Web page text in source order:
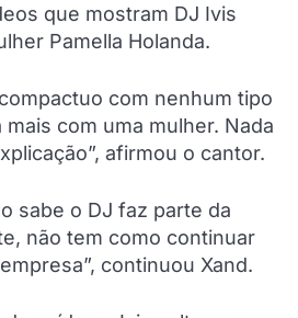
que mostram DJ Ivis
Pamella Holanda.
com nenhum tipo
com uma mulher. Nada
afirmou o cantor.
sabe o DJ faz parte da
não tem como continuar
continuou Xand.